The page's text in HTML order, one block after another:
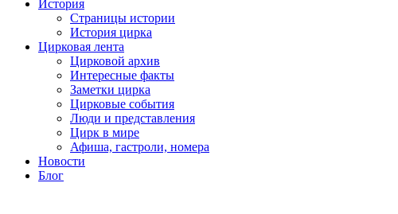
История
Страницы истории
История цирка
Цирковая лента
Цирковой архив
Интересные факты
Заметки цирка
Цирковые события
Люди и представления
Цирк в мире
Афиша, гастроли, номера
Новости
Блог